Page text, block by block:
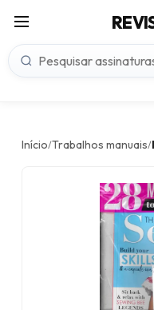
Início/Trabalhos manuais/